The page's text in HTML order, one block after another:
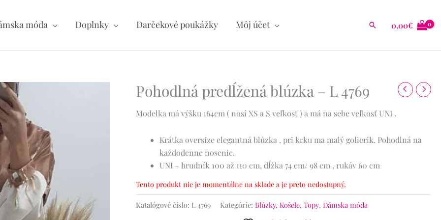
móda Doplnky Darčekové poukážky Môj účet Hľadať0.00€
Pohodlná predĺžená blúzka – L 4769
Modelka má výšku 164cm ( nosí XS a S veľkosť ) a má na sebe veľkosť UNI .
Krátka oversize elegantná blúzka , pri krku ma malý golierik. Pohodlná na
každodenne nosenie.
UNI – hrudník 100 až 110 cm, dĺžka 74 cm/ 98 cm , rukáv 60 cm
Tento produkt nie je momentálne na sklade a je preto nedostupný.
Katalógové číslo: L 4769 Kategórie: Blúzky, Košele, Topy, Dámska móda